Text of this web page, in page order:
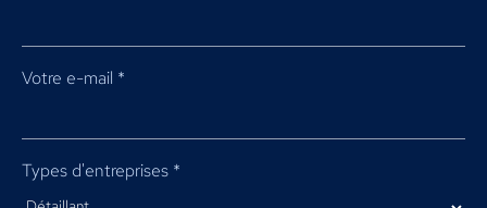
Votre e-mail *
Types d'entreprises *